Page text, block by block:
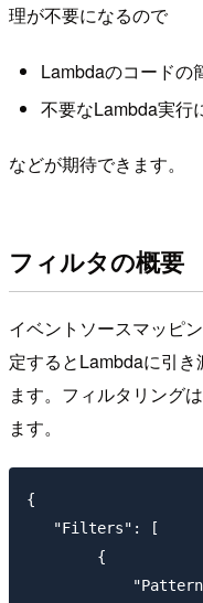
理が不要になるので
Lambdaのコードの
不要なLambda実行
などが期待できます。
フィルタの概要
イベントソースマッピ
定するとLambdaに引
ます。フィルタリング
ます。
{
   "Filters": [
        {